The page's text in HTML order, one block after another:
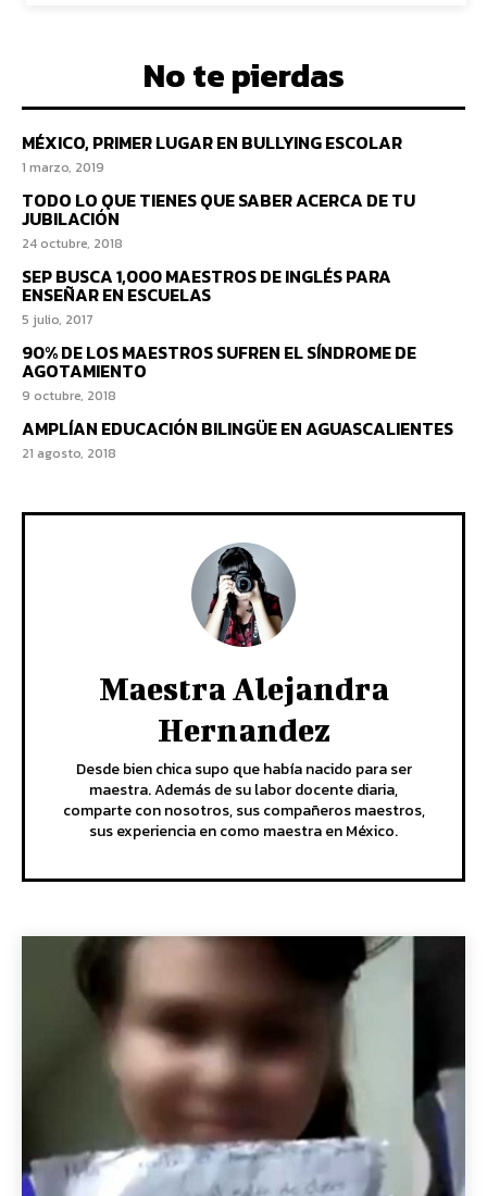
No te pierdas
MÉXICO, PRIMER LUGAR EN BULLYING ESCOLAR
1 marzo, 2019
TODO LO QUE TIENES QUE SABER ACERCA DE TU
JUBILACIÓN
24 octubre, 2018
SEP BUSCA 1,000 MAESTROS DE INGLÉS PARA
ENSEÑAR EN ESCUELAS
5 julio, 2017
90% DE LOS MAESTROS SUFREN EL SÍNDROME DE
AGOTAMIENTO
9 octubre, 2018
AMPLÍAN EDUCACIÓN BILINGÜE EN AGUASCALIENTES
21 agosto, 2018
Maestra Alejandra
Hernandez
Desde bien chica supo que había nacido para ser
maestra. Además de su labor docente diaria,
comparte con nosotros, sus compañeros maestros,
sus experiencia en como maestra en México.